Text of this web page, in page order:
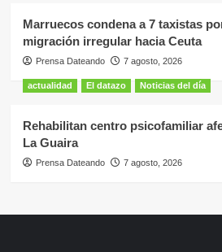
Marruecos condena a 7 taxistas
migración irregular hacia Ceuta
Prensa Dateando 7 agosto, 2026
actualidad El datazo Noticias del día
Rehabilitan centro psicofamiliar
La Guaira
Prensa Dateando 7 agosto, 2026